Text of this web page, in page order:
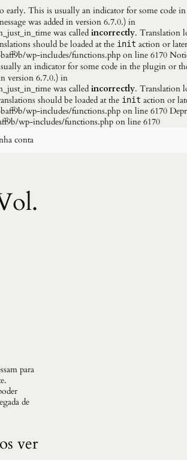
early. This is usually an indicator for some code
was added in version 6.7.0.) in
was called incorrectly. Translation
should be loaded at the init action or
wp-includes/functions.php on line 6170
an indicator for some code in the plugin or
version 6.7.0.) in
was called incorrectly. Translation
should be loaded at the init action or
wp-includes/functions.php on line 6170
wp-includes/functions.php on line 6170
conta
para
de
ver